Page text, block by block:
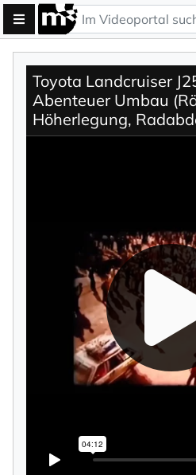
Toyota Landcruiser
Abenteuer Umbau
Höherlegung,